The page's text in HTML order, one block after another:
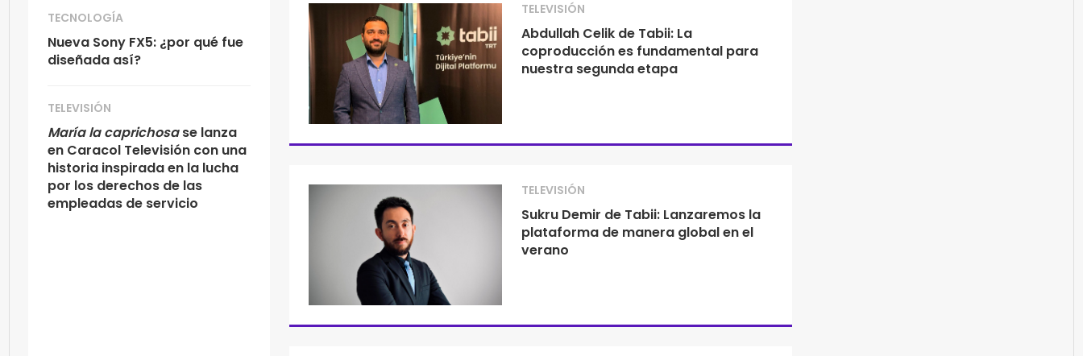
TECNOLOGÍA
Nueva Sony FX5: ¿por qué fue
diseñada así?
TELEVISIÓN
María la caprichosase lanza
en Caracol Televisión con una
historia inspirada en la lucha
por los derechos de las
empleadas de servicio
TELEVISIÓN
Abdullah Celik de Tabii: La
coproducción es fundamental para
nuestra segunda etapa
TELEVISIÓN
Sukru Demir de Tabii: Lanzaremos la
plataforma de manera global en el
verano